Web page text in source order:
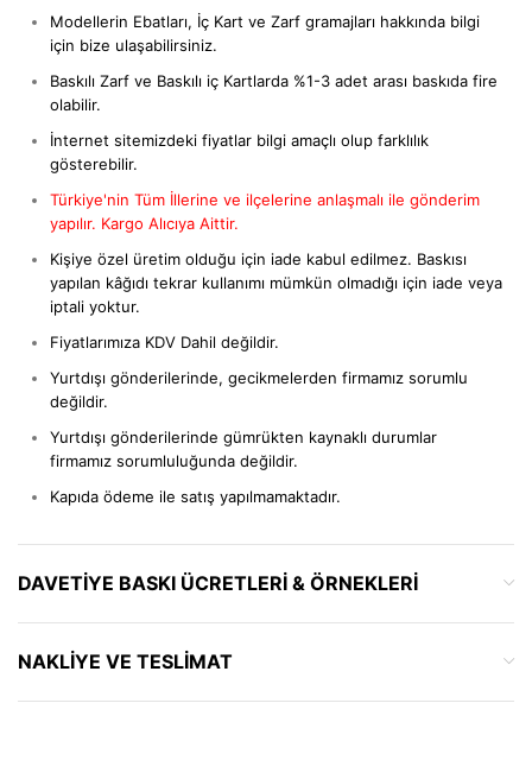
Modellerin Ebatları, İç Kart ve Zarf gramajları hakkında bilgi
için bize ulaşabilirsiniz.
Baskılı Zarf ve Baskılı iç Kartlarda %1-3 adet arası baskıda fire
olabilir.
İnternet sitemizdeki fiyatlar bilgi amaçlı olup farklılık
gösterebilir.
Türkiye'nin Tüm İllerine ve ilçelerine anlaşmalı ile gönderim
yapılır. Kargo Alıcıya Aittir.
Kişiye özel üretim olduğu için iade kabul edilmez. Baskısı
yapılan kâğıdı tekrar kullanımı mümkün olmadığı için iade veya
iptali yoktur.
Fiyatlarımıza KDV Dahil değildir.
Yurtdışı gönderilerinde, gecikmelerden firmamız sorumlu
değildir.
Yurtdışı gönderilerinde gümrükten kaynaklı durumlar
firmamız sorumluluğunda değildir.
Kapıda ödeme ile satış yapılmamaktadır.
DAVETIYE BASKI ÜCRETLERI & ÖRNEKLERI
NAKLIYE VE TESLIMAT